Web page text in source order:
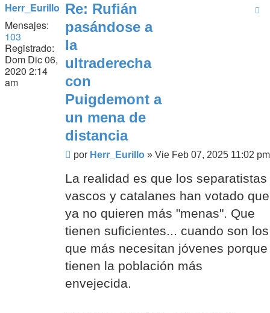
Herr_Eurillo
Mensajes:
103
Registrado:
Dom Dic 06,
2020 2:14
am
Re: Rufián
pasándose a
la
ultraderecha
con
Puigdemont a
un mena de
distancia
Mensaje
por Herr_Eurillo» Vie Feb 07, 2025 11:02 pm
La realidad es que los separatistas
vascos y catalanes han votado que
ya no quieren más "menas". Que
tienen suficientes... cuando son los
que más necesitan jóvenes porque
tienen la población más
envejecida.